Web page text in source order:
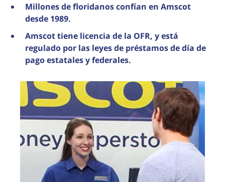
Millones de floridanos confían en Amscot
desde 1989.
Amscot tiene licencia de la OFR, y está
regulado por las leyes de préstamos de día de
pago estatales y federales.